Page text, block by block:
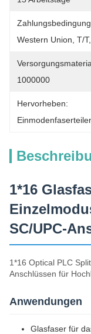
Western Union, T/
1000000
Hervorheben:
Einmodenfaserteiler
1*16
SC/UPC-
1*16 Optical PLC
Anschlüssen für
Anwendungen
Glasfaser für